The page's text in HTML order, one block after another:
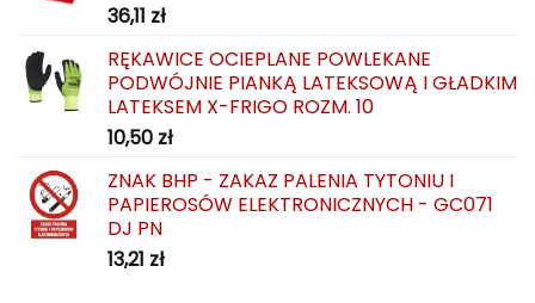
36,11 zł
RĘKAWICE OCIEPLANE POWLEKANE
PODWÓJNIE PIANKĄ LATEKSOWĄ I GŁADKIM
LATEKSEM X-FRIGO ROZM. 10
10,50 zł
ZNAK BHP - ZAKAZ PALENIA TYTONIU I
PAPIEROSÓW ELEKTRONICZNYCH - GC071
DJ PN
13,21 zł